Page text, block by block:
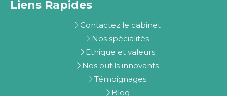
Liens Rapides
Contactez le cabinet
Nos spécialités
Ethique et valeurs
Nos outils innovants
Témoignages
Blog